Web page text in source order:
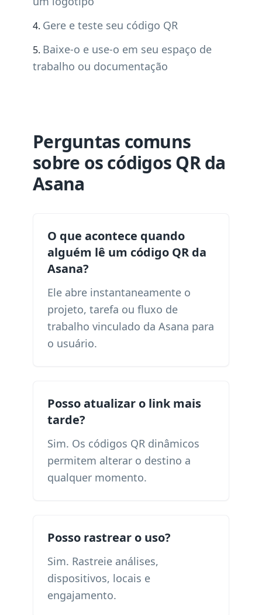
Gere e teste seu código QR
Baixe-o e use-o em seu espaço de
trabalho ou documentação
Perguntas comuns
sobre os códigos QR da
Asana
O que acontece quando
alguém lê um código QR da
Asana?
Ele abre instantaneamente o
projeto, tarefa ou fluxo de
trabalho vinculado da Asana para
o usuário.
Posso atualizar o link mais
tarde?
Sim. Os códigos QR dinâmicos
permitem alterar o destino a
qualquer momento.
Posso rastrear o uso?
Sim. Rastreie análises,
dispositivos, locais e
engajamento.